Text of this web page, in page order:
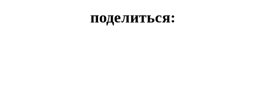
поделиться: